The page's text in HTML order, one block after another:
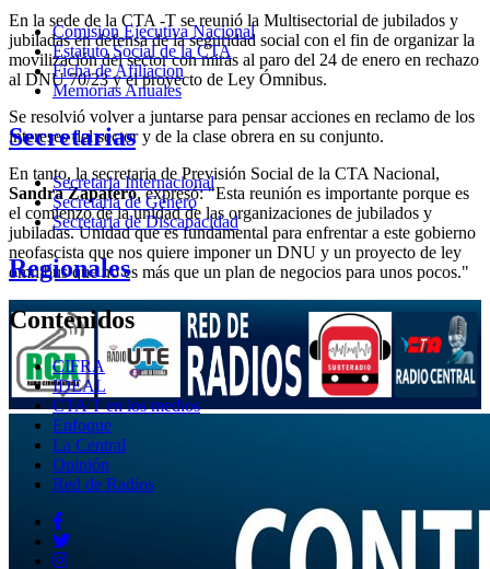
En la sede de la CTA -T se reunió la Multisectorial de jubilados y
jubiladas en defensa de la seguridad social con el fin de organizar la
movilización del sector con miras al paro del 24 de enero en rechazo
al DNU 70/23 y el proyecto de Ley Ómnibus.
Se resolvió volver a juntarse para pensar acciones en reclamo de los
intereses del sector y de la clase obrera en su conjunto.
En tanto, la secretaria de Previsión Social de la CTA Nacional,
Sandra Zapatero, expresó: "Esta reunión es importante porque es
el comienzo de la unidad de las organizaciones de jubilados y
jubiladas. Unidad que es fundamental para enfrentar a este gobierno
neofascista que nos quiere imponer un DNU y un proyecto de ley
ómnibus que no es más que un plan de negocios para unos pocos."
Comision Ejecutiva Nacional
Estatuto Social de la CTA
Ficha de Afiliacion
Memorias Anuales
Secretarias
Secretaria Internacional
Secretaria de Género
Secretaria de Discapacidad
Regionales
Contenidos
CIFRA
IDEAL
CTA T en los medios
Enfoque
La Central
Opinión
Red de Radios